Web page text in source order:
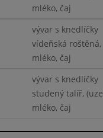
mléko, čaj
vývar s knedlíčky
vídeňská
mléko, čaj
vývar s knedlíčky
studený talíř,
mléko, čaj